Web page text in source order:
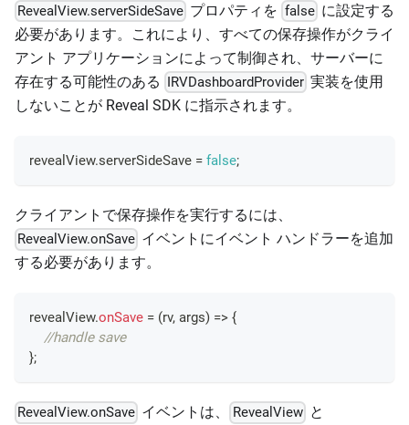
RevealView.serverSideSave プロパティを false に設定する
必要があります。これにより、すべての保存操作がクライ
アント アプリケーションによって制御され、サーバーに
存在する可能性のある IRVDashboardProvider 実装を使用
しないことが Reveal SDK に指示されます。
revealView.serverSideSave = false;
クライアントで保存操作を実行するには、
RevealView.onSave イベントにイベント ハンドラーを追加
する必要があります。
revealView.onSave = (rv, args) => {
//handle save
};
RevealView.onSave イベントは、 RevealView と